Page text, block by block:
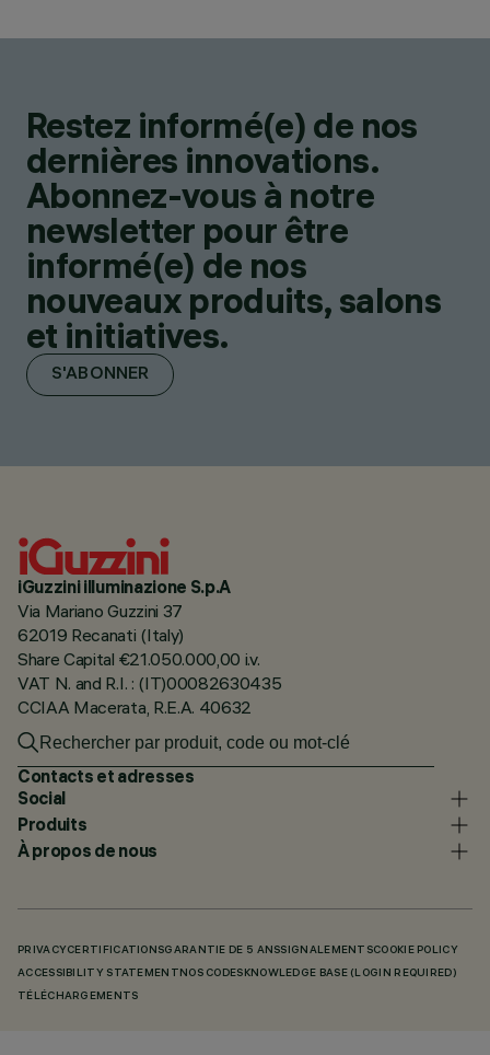
Restez informé(e) de nos
dernières innovations.
Abonnez-vous à notre
newsletter pour être
informé(e) de nos
nouveaux produits, salons
et initiatives.
S'ABONNER
iGuzzini illuminazione S.p.A
Via Mariano Guzzini 37
62019 Recanati (Italy)
Share Capital €21.050.000,00 i.v.
VAT N. and R.I. : (IT)00082630435
CCIAA Macerata, R.E.A. 40632
Contacts et adresses
Social
Produits
À propos de nous
PRIVACY CERTIFICATIONSGARANTIE DE 5 ANSSIGNALEMENTSCOOKIE POLICY
ACCESSIBILITY STATEMENT NOS CODES KNOWLEDGE BASE (LOGIN REQUIRED)
TÉLÉCHARGEMENTS